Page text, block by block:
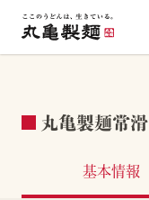
丸亀製麺常滑
基本情報